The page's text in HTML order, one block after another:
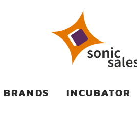
BRANDS INCUBATOR